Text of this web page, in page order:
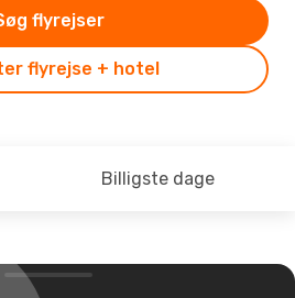
flyrejse + hotel
flyrejser
Billigste dage